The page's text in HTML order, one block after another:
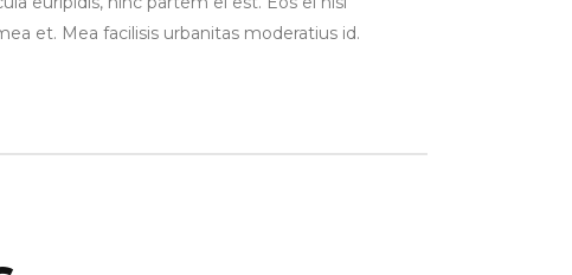
et. Mea facilisis urbanitas moderatius id.